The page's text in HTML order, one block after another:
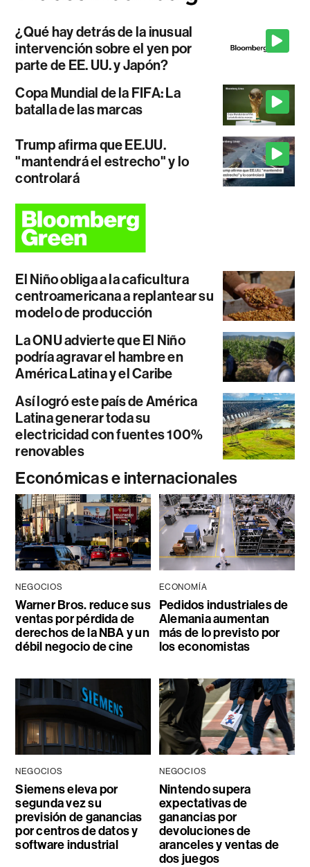
¿Qué hay detrás de la inusual
intervención sobre el yen por
parte de EE. UU. y Japón?
Copa Mundial de la FIFA: La
batalla de las marcas
Trump afirma que EE.UU.
"mantendrá el estrecho" y lo
controlará
El Niño obliga a la caficultura
centroamericana a replantear su
modelo de producción
La ONU advierte que El Niño
podría agravar el hambre en
América Latina y el Caribe
Así logró este país de América
Latina generar toda su
electricidad con fuentes 100%
renovables
Económicas e internacionales
NEGOCIOS
Warner Bros. reduce sus
ventas por pérdida de
derechos de la NBA y un
débil negocio de cine
ECONOMÍA
Pedidos industriales de
Alemania aumentan
más de lo previsto por
los economistas
NEGOCIOS
Siemens eleva por
segunda vez su
previsión de ganancias
por centros de datos y
software industrial
NEGOCIOS
Nintendo supera
expectativas de
ganancias por
devoluciones de
aranceles y ventas de
dos juegos